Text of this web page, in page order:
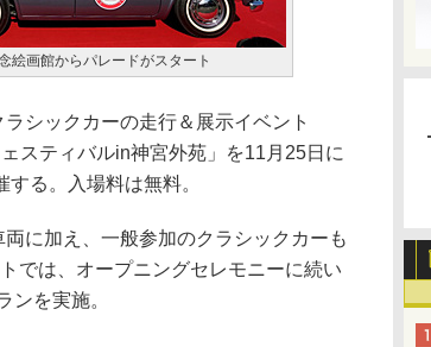
絵画館からパレードがスタート
シックカーの走行＆展示イベント
スティバルin神宮外苑」を11月25日に
る。入場料は無料。
に加え、一般参加のクラシックカーも
では、オープニングセレモニーに続い
ンを実施。